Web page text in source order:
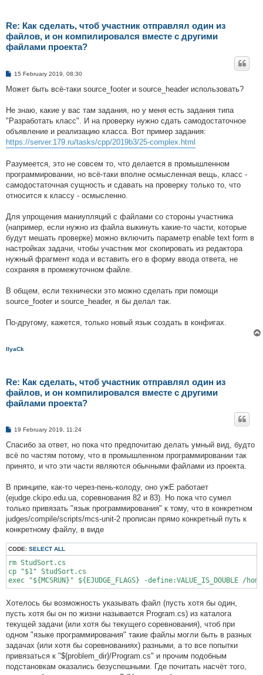
Re: Как сделать, чтоб участник отправлял один из
файлов, и он компилировался вместе с другими
файлами проекта?
P
s
15 February 2019, 08:30
Может быть всё-таки source_footer и source_header использовать?
Не знаю, какие у вас там задания, но у меня есть задания типа
"Разработать класс". И на проверку нужно сдать самодостаточное
объявление и реализацию класса. Вот пример задания:
https://server.179.ru/tasks/cpp/2019b3/25-complex.html
Разумеется, это не совсем то, что делается в промышленном
программировании, но всё-таки вполне осмысленная вещь, класс -
самодостаточная сущность и сдавать на проверку только то, что
относится к классу - осмысленно.
Для упрощения маниупляций с файлами со стороны участника
(например, если нужно из файла выкинуть какие-то части, которые
будут мешать проверке) можно включить параметр enable text form в
настройках задачи, чтобы участник мог скопировать из редактора
нужный фрагмент кода и вставить его в форму ввода ответа, не
сохраняя в промежуточном файле.
В общем, если технически это можно сделать при помощи
source_footer и source_header, я бы делал так.
По-другому, кажется, только новый язык создать в конфигах.
IlyaCk
Re: Как сделать, чтоб участник отправлял один из
файлов, и он компилировался вместе с другими
файлами проекта?
P
s
19 February 2019, 11:24
Спасибо за ответ, но пока что предпочитаю делать умный вид, будто
всё по частям потому, что в промышленном программировании так
принято, и что эти части являются обычными файлами из проекта.
В принципе, как-то через-пень-колоду, оно ужЕ работает
(ejudge.ckipo.edu.ua, соревнования 82 и 83). Но пока что сумел
только привязать "язык программирования" к тому, что в конкретном
judges/compile/scripts/mcs-unit-2 прописан прямо конкретный путь к
конкретному файлу, в виде
CODE: SELECT ALL
rm StudSort.cs
cp "$1" StudSort.cs
exec "${MCSRUN}" ${EJUDGE_FLAGS} -
Хотелось бы возможность указывать файл (пусть хотя бы один,
пусть хотя бы он по жизни называется Program.cs) из каталога
текущей задачи (или хотя бы текущего соревнования), чтоб при
одном "языке программирования" такие файлы могли быть в разных
задачах (или хотя бы соревнованиях) разными, а то все попытки
привязаться к "${problem_dir}/Program.cs" и прочим подобным
подстановкам оказались безуспешными. Где почитать насчёт того,